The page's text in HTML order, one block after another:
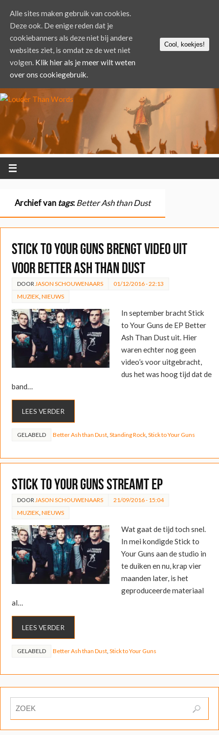
Archief van tags:Better Ash than Dust
Stick to Your Guns brengt video uit
voor Better Ash Than Dust
DOOR JASON SCHOUWENAARS
01/12/2016 - 22:13
MUZIEK NIEUWS
In september bracht Stick
to Your Guns de EP Better
Ash Than Dust uit. Hier
waren echter nog geen
video’s voor uitgebracht,
dus het was hoog tijd dat de
band…
LEES VERDER
GELABELD Better Ash than Dust, Standing Rock, Stick to Your Guns
Stick to Your Guns streamt EP
DOOR JASON SCHOUWENAARS
21/09/2016 - 15:04
MUZIEK NIEUWS
Wat gaat de tijd toch snel.
In mei kondigde Stick to
Your Guns aan de studio in
te duiken en nu, krap vier
maanden later, is het
geproduceerde materiaal
al…
LEES VERDER
GELABELD Better Ash than Dust, Stick to Your Guns
Alle sites maken gebruik van cookies.
Deze ook. De enige reden dat je
cookiebanners als deze niet bij andere
websites ziet, is omdat ze de wet niet
volgen. Klik hier als je meer wilt weten
over ons cookiegebruik.
Cool, koekjes!